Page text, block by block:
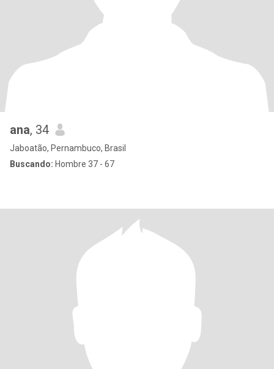
ana, 34
Jaboatão, Pernambuco, Brasil
Buscando: Hombre 37 - 67